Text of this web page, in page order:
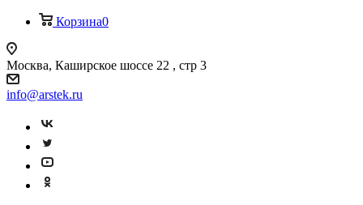
Корзина0
Москва, Каширское шоссе 22 , стр 3
info@arstek.ru